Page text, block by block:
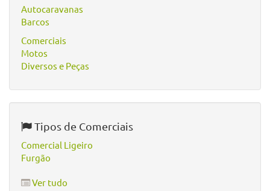
Autocaravanas
Barcos
Comerciais
Motos
Diversos e Peças
Tipos de Comerciais
Comercial Ligeiro
Furgão
Ver tudo